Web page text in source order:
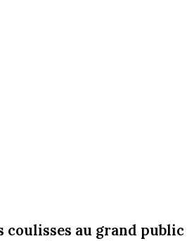
coulisses au grand public